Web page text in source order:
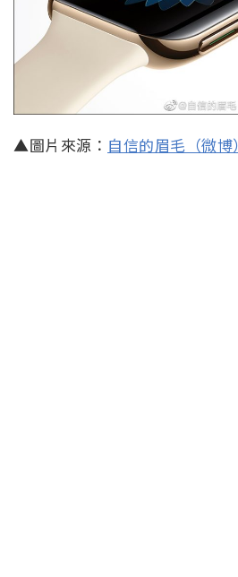
▲圖片來源： 自信的眉毛（微博）